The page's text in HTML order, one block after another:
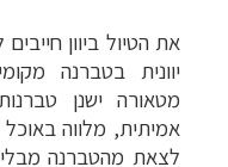
את הטיול ביוון
יוונית בטברנה
מטאורה ישנן
אמיתית, מלווה באוכל
לצאת מהטברנה